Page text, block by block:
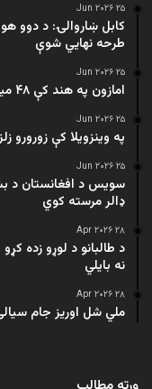
۲۵ Jun ۲۰۲۶
کابل ښاروالۍ: د دوو
طرحه نهایي شوې
۲۵ Jun ۲۰۲۶
امازون په هند کې ۴۸ میلیارده ډالرو پانګونه کوي
۲۵ Jun ۲۰۲۶
په وینزویلا کې زورورو
۲۵ Jun ۲۰۲۶
سویس د افغانستان د
ډالر مرسته کوي
۲۸ Apr ۲۰۲۶
د طالبانو د لوړو زده
نه بایلي
۲۸ Apr ۲۰۲۶
ملي شل اوریز جام